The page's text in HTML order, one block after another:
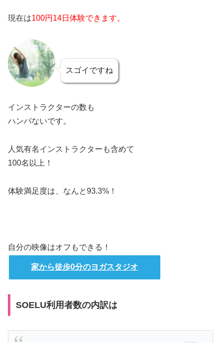
現在は100円14日体験できます。
スゴイですね
インストラクターの数も
ハンパないです。
人気有名インストラクターも含めて
100名以上！
体験満足度は、なんと93.3%！
自分の映像はオフもできる！
家から徒歩0分のヨガスタジオ
SOELU利用者数の内訳は